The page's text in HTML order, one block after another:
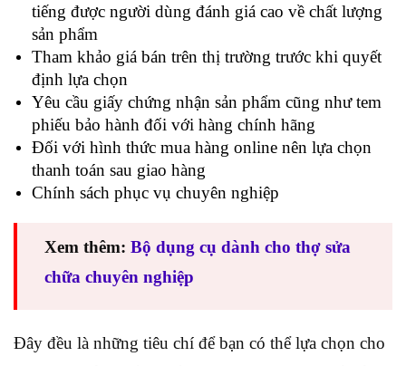
tiếng được người dùng đánh giá cao về chất lượng
sản phẩm
Tham khảo giá bán trên thị trường trước khi quyết
định lựa chọn
Yêu cầu giấy chứng nhận sản phẩm cũng như tem
phiếu bảo hành đối với hàng chính hãng
Đối với hình thức mua hàng online nên lựa chọn
thanh toán sau giao hàng
Chính sách phục vụ chuyên nghiệp
Xem thêm: Bộ dụng cụ dành cho thợ sửa
chữa chuyên nghiệp
Đây đều là những tiêu chí để bạn có thể lựa chọn cho